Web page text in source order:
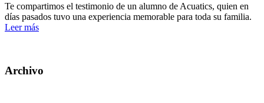
Te compartimos el testimonio de un alumno de Acuatics, quien en
días pasados tuvo una experiencia memorable para toda su familia.
Leer más
Archivo